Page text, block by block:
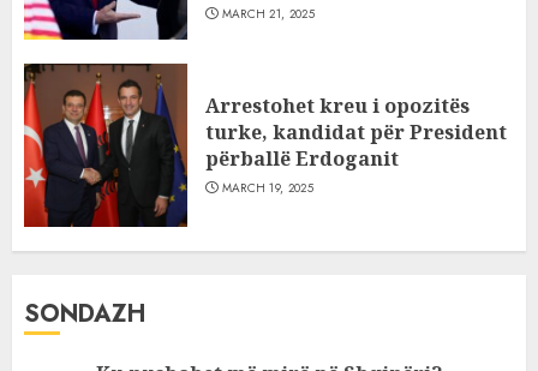
MARCH 21, 2025
Arrestohet kreu i opozitës
turke, kandidat për President
përballë Erdoganit
MARCH 19, 2025
SONDAZH